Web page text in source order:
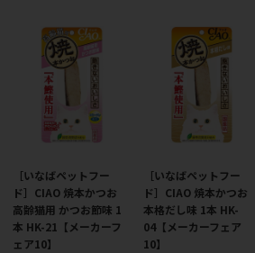
［いなばペットフー
ド］CIAO 焼本かつお
高齢猫用 かつお節味 1
本 HK-21【メーカーフ
ェア10】
［いなばペットフー
ド］CIAO 焼本かつお
本格だし味 1本 HK-
04【メーカーフェア
10】